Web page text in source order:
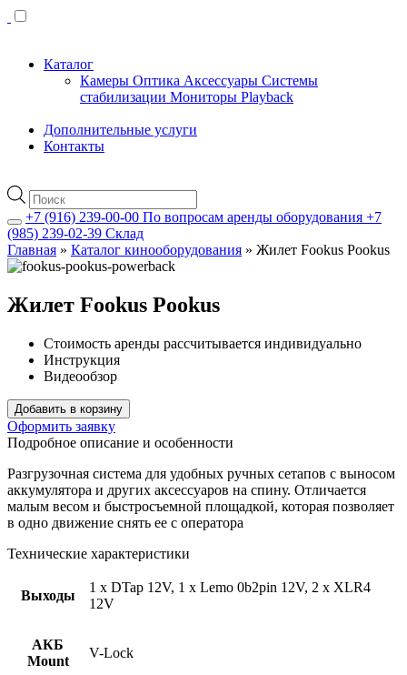
Каталог
Камеры Оптика Аксессуары Системы
стабилизации Мониторы Playback
Дополнительные услуги
Контакты
Поиск
товаров
+7 (916) 239-00-00 По вопросам аренды оборудования +7
(985) 239-02-39 Склад
Главная » Каталог кинооборудования » Жилет Fookus Pookus
Жилет Fookus Pookus
Стоимость аренды рассчитывается индивидуально
Инструкция
Видеообзор
Добавить в корзину
Оформить заявку
Подробное описание и особенности
Разгрузочная система для удобных ручных сетапов с выносом
аккумулятора и других аксессуаров на спину. Отличается
малым весом и быстросъемной площадкой, которая позволяет
в одно движение снять ее с оператора
Технические характеристики
Выходы
1 x DTap 12V, 1 x Lemo 0b2pin 12V, 2 x XLR4
12V
АКБ
Mount
V-Lock